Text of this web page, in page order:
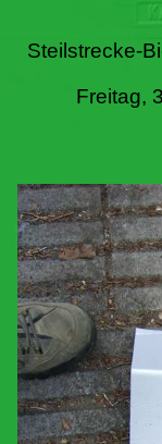
Literatur
Termine
Steilstrecke-
Freitag,